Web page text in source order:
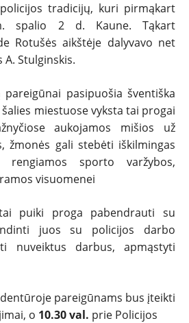
TESTAI
NAUJI
tradicijų, kuri pirmąkart
spalio 2 d. Kaune. Tąkart
Rotušės aikštėje dalyvavo net
Stulginskis.
pasipuošia šventiška
miestuose vyksta tai progai
aukojamos mišios už
žmonės gali stebėti iškilmingas
rengiamos sporto varžybos,
visuomenei
puiki proga pabendrauti su
juos su policijos darbo
nuveiktus darbus, apmąstyti
pareigūnams bus įteikti
o 10.30 val. prie Policijos